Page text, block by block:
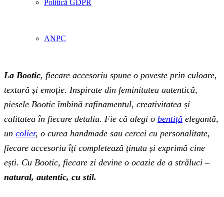
Politică GDPR
ANPC
La Bootic, fiecare accesoriu spune o poveste prin culoare,
textură și emoție. Inspirate din feminitatea autentică,
piesele Bootic îmbină rafinamentul, creativitatea și
calitatea în fiecare detaliu. Fie că alegi o bentiță elegantă,
un colier, o curea handmade sau cercei cu personalitate,
fiecare accesoriu îți completează ținuta și exprimă cine
ești. Cu Bootic, fiecare zi devine o ocazie de a străluci –
natural, autentic, cu stil.